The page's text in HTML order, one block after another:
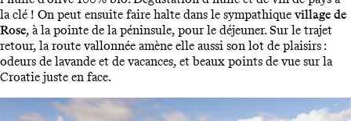
la clé ! On peut ensuite faire halte dans le sympathique village de
Rose, à la pointe de la péninsule, pour le déjeuner. Sur le trajet
retour, la route vallonnée amène elle aussi son lot de plaisirs :
odeurs de lavande et de vacances, et beaux points de vue sur la
Croatie juste en face.